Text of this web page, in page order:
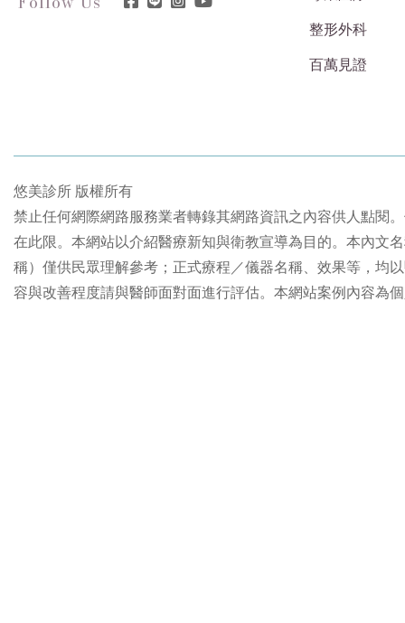
整形外科
百萬見證
悠美診所 版權所有
禁止任何網際網路服務業者轉錄其網路資訊之內容供人點閱
在此限。本網站以介紹醫療新知與衛教宣導為目的。本內文
稱）僅供民眾理解參考；正式療程／儀器名稱、效果等，均
容與改善程度請與醫師面對面進行評估。本網站案例內容為